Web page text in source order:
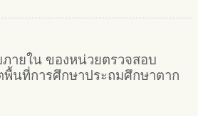
ายใน ของหน่วยตรวจสอบ
พื้นที่การศึกษาประถมศึกษาตาก